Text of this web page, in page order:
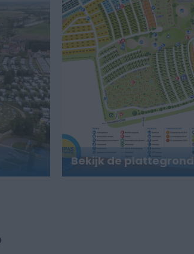
Bekijk de plattegrond